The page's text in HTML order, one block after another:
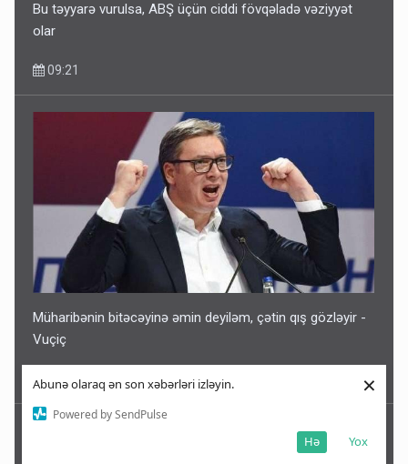
Abunə olaraq ən son xəbərləri izləyin.
Powered by SendPulse
Yox
Hə
×
Bu təyyarə vurulsa, ABŞ üçün ciddi fövqəladə vəziyyət
olar
09:21
Müharibənin bitəcəyinə əmin deyiləm, çətin qış gözləyir -
Vuçiç
09:18